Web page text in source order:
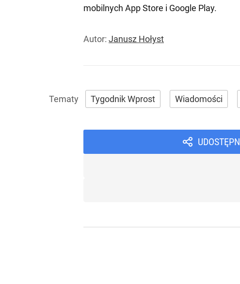
mobilnych App Store i Google Play.
Autor: Janusz Hołyst
Tygodnik Wprost Wiadomości